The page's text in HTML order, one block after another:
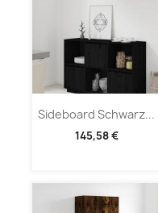
Sideboard Schwarz...
145,58 €